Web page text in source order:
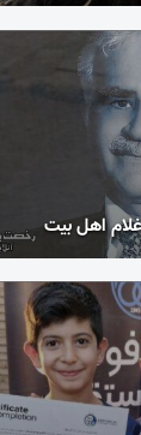
غلام اهل بیت